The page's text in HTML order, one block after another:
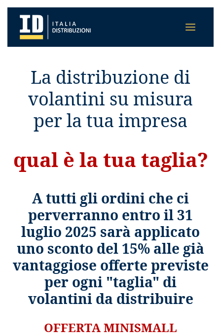
La distribuzione di
volantini su misura
per la tua impresa
qual è la tua taglia?
A tutti gli ordini che ci
perverranno entro il 31
luglio 2025 sarà applicato
uno sconto del 15% alle già
vantaggiose offerte previste
per ogni "taglia" di
volantini da distribuire
OFFERTA MINISMALL